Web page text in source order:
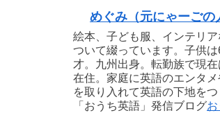
めぐみ（元にゃーごの
絵本、子ども服、インテリア
ついて綴っています。子供
才。九州出身。転勤族で現
在住。家庭に英語のエンタメ
を取り入れて英語の下地をつ
「おうち英語」発信ブログお